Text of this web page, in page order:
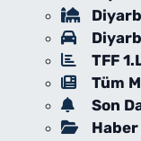
TFF
Tüm
Son